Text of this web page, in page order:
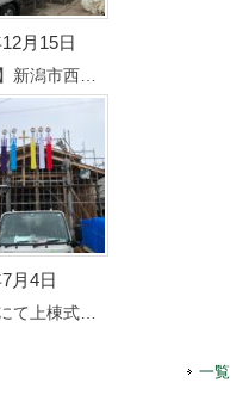
月15日
月4日
一覧